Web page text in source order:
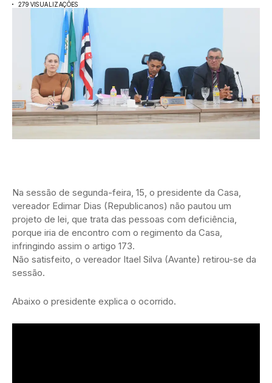
279 VISUALIZAÇÕES
Na sessão de segunda-feira, 15, o presidente da Casa,
vereador Edimar Dias (Republicanos) não pautou um
projeto de lei, que trata das pessoas com deficiência,
porque iria de encontro com o regimento da Casa,
infringindo assim o artigo 173.
Não satisfeito, o vereador Itael Silva (Avante) retirou-se da
sessão.
Abaixo o presidente explica o ocorrido.